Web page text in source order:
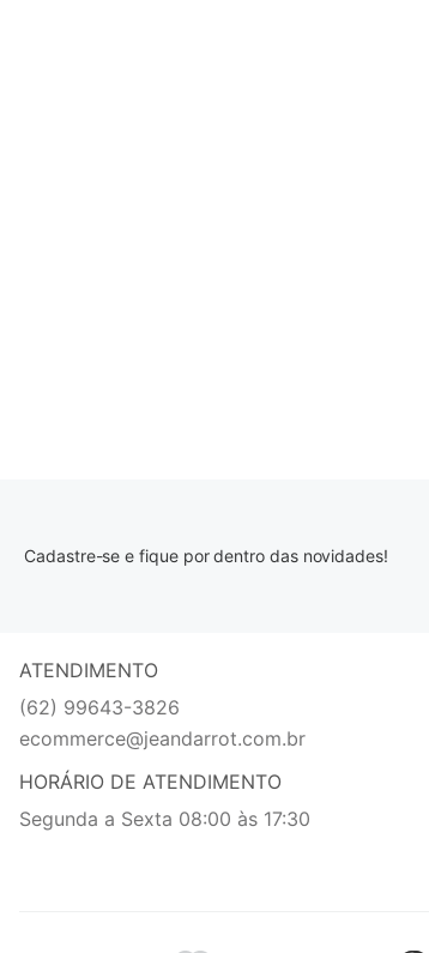
Cadastre-se e fique por dentro das novidades!
ATENDIMENTO
(62) 99643-3826
ecommerce@jeandarrot.com.br
HORÁRIO DE ATENDIMENTO
Segunda a Sexta 08:00 às 17:30